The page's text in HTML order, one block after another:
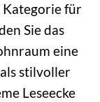
Kategorie für
Sie das
eine
stilvoller
Leseecke